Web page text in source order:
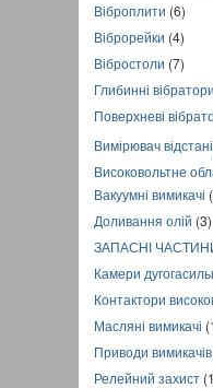
Віброплити (6)
Віброрейки (4)
Вібростоли (7)
Глибинні вібратори
Поверхневі
Вимірювач
Високовольтне
Вакуумні вимикачі
Доливання олій (3)
ЗАПАСНІ
Камери
Контактори
Масляні вимикачі
Приводи вимикачів
Релейний захист